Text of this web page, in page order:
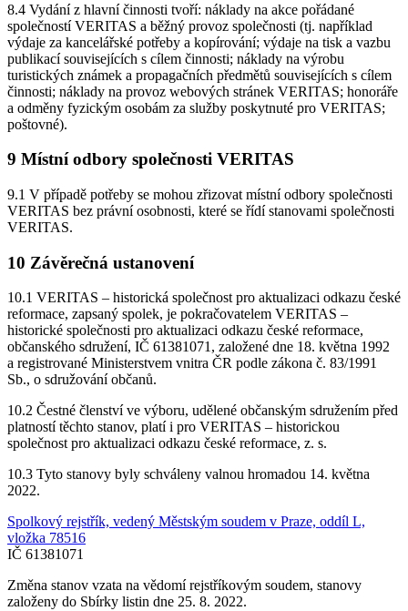
8.4 Vydání z hlavní činnosti tvoří: náklady na akce pořádané
společností VERITAS a běžný provoz společnosti (tj. například
výdaje za kancelářské potřeby a kopírování; výdaje na tisk a vazbu
publikací souvisejících s cílem činnosti; náklady na výrobu
turistických známek a propagačních předmětů souvisejících s cílem
činnosti; náklady na provoz webových stránek VERITAS; honoráře
a odměny fyzickým osobám za služby poskytnuté pro VERITAS;
poštovné).
9 Místní odbory společnosti VERITAS
9.1 V případě potřeby se mohou zřizovat místní odbory společnosti
VERITAS bez právní osobnosti, které se řídí stanovami společnosti
VERITAS.
10 Závěrečná ustanovení
10.1 VERITAS – historická společnost pro aktualizaci odkazu české
reformace, zapsaný spolek, je pokračovatelem VERITAS –
historické společnosti pro aktualizaci odkazu české reformace,
občanského sdružení, IČ 61381071, založené dne 18. května 1992
a registrované Ministerstvem vnitra ČR podle zákona č. 83/1991
Sb., o sdružování občanů.
10.2 Čestné členství ve výboru, udělené občanským sdružením před
platností těchto stanov, platí i pro VERITAS – historickou
společnost pro aktualizaci odkazu české reformace, z. s.
10.3 Tyto stanovy byly schváleny valnou hromadou 14. května
2022.
Spolkový rejstřík, vedený Městským soudem v Praze, oddíl L,
vložka 78516
IČ 61381071
Změna stanov vzata na vědomí rejstříkovým soudem, stanovy
založeny do Sbírky listin dne 25. 8. 2022.